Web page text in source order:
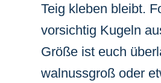
Teig kleben bleibt.
vorsichtig Kugeln
Größe ist euch
walnussgroß oder